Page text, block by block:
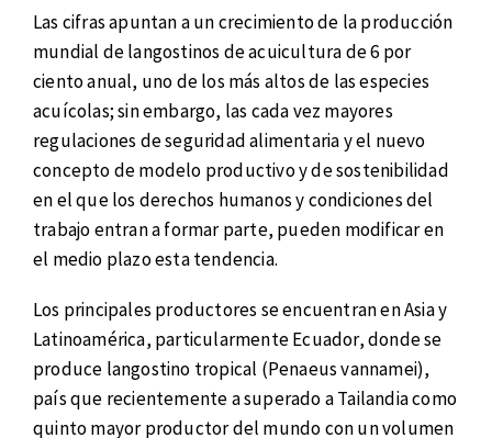
Las cifras apuntan a un crecimiento de la producción
mundial de langostinos de acuicultura de 6 por
ciento anual, uno de los más altos de las especies
acuícolas; sin embargo, las cada vez mayores
regulaciones de seguridad alimentaria y el nuevo
concepto de modelo productivo y de sostenibilidad
en el que los derechos humanos y condiciones del
trabajo entran a formar parte, pueden modificar en
el medio plazo esta tendencia.
Los principales productores se encuentran en Asia y
Latinoamérica, particularmente Ecuador, donde se
produce langostino tropical (Penaeus vannamei),
país que recientemente a superado a Tailandia como
quinto mayor productor del mundo con un volumen